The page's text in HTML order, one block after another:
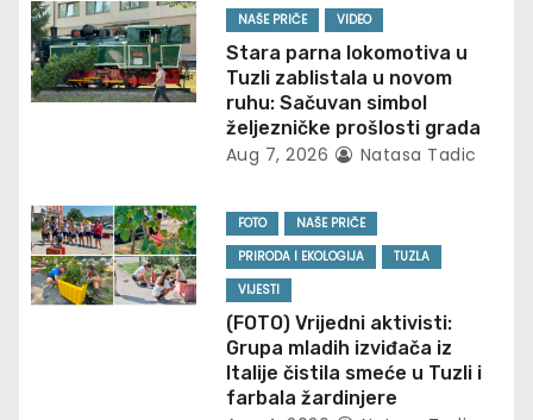
a
v
i
a
t
i
NAŠE PRIČE VIDEO
Stara parna lokomotiva u
Tuzli zablistala u novom
ruhu: Sačuvan simbol
željezničke prošlosti grada
Aug 7, 2026 Natasa Tadic
FOTO
NAŠE PRIČE
PRIRODA I EKOLOGIJA
TUZLA
VIJESTI
(FOTO) Vrijedni aktivisti:
Grupa mladih izviđača iz
Italije čistila smeće u Tuzli i
farbala žardinjere